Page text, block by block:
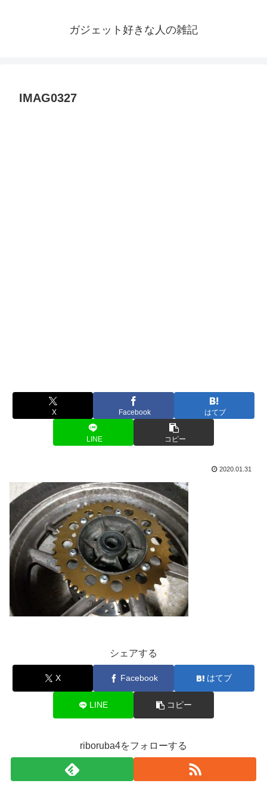
ガジェット好きな人の雑記
IMAG0327
X Facebook はてブ
LINE コピー
2020.01.31
シェアする
X Facebook はてブ
LINE コピー
riboruba4をフォローする